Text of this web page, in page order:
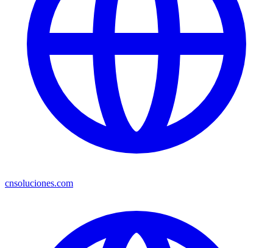
cnsoluciones.com